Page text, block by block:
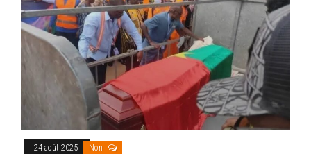
24 août 2025 Non